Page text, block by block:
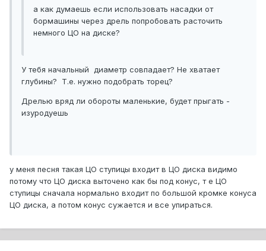
а как думаешь если использовать насадки от
бормашины через дрель попробовать расточить
немного ЦО на диске?
У тебя начальный диаметр совпадает? Не хватает
глубины? Т.е. нужно подобрать торец?
Дрелью вряд ли обороты маленькие, будет прыгать -
изуродуешь
у меня песня такая ЦО ступицы входит в ЦО диска видимо
потому что ЦО диска выточено как бы под конус, т е ЦО
ступицы сначала нормально входит по большой кромке конуса
ЦО диска, а потом конус сужается и все упираться.